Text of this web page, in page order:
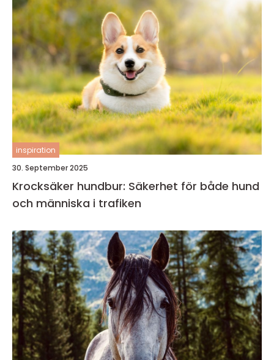
inspiration
30. September 2025
Krocksäker hundbur: Säkerhet för både hund
och människa i trafiken